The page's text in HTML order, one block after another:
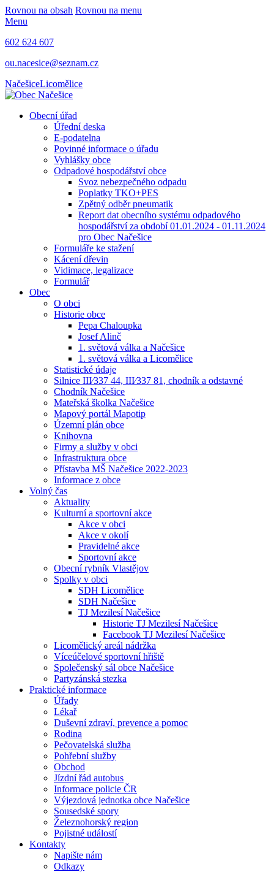
Rovnou na obsah Rovnou na menu
Menu
602 624 607
ou.nacesice@seznam.cz
NačešiceLicomělice
Obecní úřad
Úřední deska
E-podatelna
Povinné informace o úřadu
Vyhlášky obce
Odpadové hospodářství obce
Svoz nebezpečného odpadu
Poplatky TKO+PES
Zpětný odběr pneumatik
Report dat obecního systému odpadového
hospodářství za období 01.01.2024 - 01.11.2024
pro Obec Načešice
Formuláře ke stažení
Kácení dřevin
Vidimace, legalizace
Formulář
Obec
O obci
Historie obce
Pepa Chaloupka
Josef Alinč
1. světová válka a Načešice
1. světová válka a Licomělice
Statistické údaje
Silnice III⁄337 44, III⁄337 81, chodník a odstavné
Chodník Načešice
Mateřská školka Načešice
Mapový portál Mapotip
Územní plán obce
Knihovna
Firmy a služby v obci
Infrastruktura obce
Přístavba MŠ Načešice 2022-2023
Informace z obce
Volný čas
Aktuality
Kulturní a sportovní akce
Akce v obci
Akce v okolí
Pravidelné akce
Sportovní akce
Obecní rybník Vlastějov
Spolky v obci
SDH Licomělice
SDH Načešice
TJ Mezilesí Načešice
Historie TJ Mezilesí Načešice
Facebook TJ Mezilesí Načešice
Licomělický areál nádržka
Víceúčelové sportovní hřiště
Společenský sál obce Načešice
Partyzánská stezka
Praktické informace
Úřady
Lékař
Duševní zdraví, prevence a pomoc
Rodina
Pečovatelská služba
Pohřební služby
Obchod
Jízdní řád autobus
Informace policie ČR
Výjezdová jednotka obce Načešice
Sousedské spory
Železnohorský region
Pojistné událostí
Kontakty
Napište nám
Odkazy